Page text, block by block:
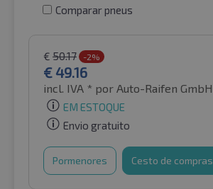
Comparar pneus
€ 50.17 -2%
€ 49.16
incl. IVA * por Auto-Raifen GmbH
EM ESTOQUE
Envio gratuito
Pormenores Cesto de compras